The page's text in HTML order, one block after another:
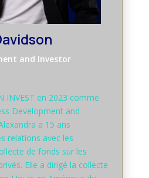
and Investor
INVEST en 2023 comme
Development and
a 15 ans
relations avec les
de fonds sur les
Elle a dirigé la collecte